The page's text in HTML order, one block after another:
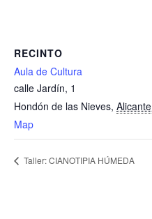
RECINTO
Aula de Cultura
calle Jardín, 1
Hondón de las Nieves, Alicante
Map
Taller: CIANOTIPIA HÚMEDA